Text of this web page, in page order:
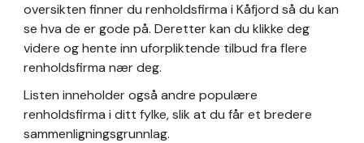
oversikten finner du renholdsfirma i Kåfjord så du kan
se hva de er gode på. Deretter kan du klikke deg
videre og hente inn uforpliktende tilbud fra flere
renholdsfirma nær deg.
Listen inneholder også andre populære
renholdsfirma i ditt fylke, slik at du får et bredere
sammenligningsgrunnlag.